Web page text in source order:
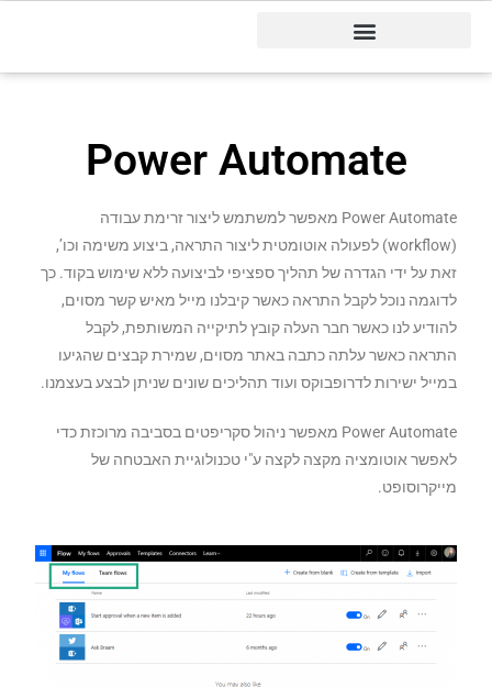
Power Automate
Power Automate מאפשר למשתמש ליצור זרימת עבודה
(workflow) לפעולה אוטומטית ליצור התראה, ביצוע משימה וכו’,
זאת על ידי הגדרה של תהליך ספציפי לביצועה ללא שימוש בקוד. כך
לדוגמה נוכל לקבל התראה כאשר קיבלנו מייל מאיש קשר מסוים,
להודיע לנו כאשר חבר העלה קובץ לתיקייה המשותפת, לקבל
התראה כאשר עלתה כתבה באתר מסוים, שמירת קבצים שהגיעו
במייל ישירות לדרופבוקס ועוד תהליכים שונים שניתן לבצע בעצמנו.
Power Automate מאפשר ניהול סקריפטים בסביבה מרוכזת כדי
לאפשר אוטומציה מקצה לקצה ע"י טכנולוגיית האבטחה של
מייקרוסופט.